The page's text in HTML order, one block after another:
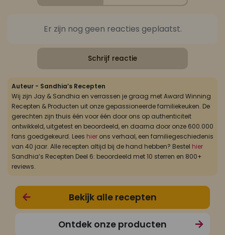
Er zijn nog geen reacties geplaatst.
Schrijf reactie
Auteur - Sandhia’s Recepten
Wij zijn Jay & Sandhia en verrassen je graag met Award Winning
Recepten & Producten uit onze gepassioneerde familiekeuken. De
gerechten zijn thuis één voor één door ons op authenticiteit
ontwikkeld, uitgetest en beoordeeld, en daarna door onze 600.000
fans goedgekeurd. Lees hier ons verhaal, een familiegeschiedenis
van 40 jaar. Alle recepten altijd bij de hand hebben? Bestel hier
Sandhia’s Recepten Deel 6: beoordeeld met 10 sterren en 800+
reviews.
Bekijk alle recepten
Ontdek onze producten